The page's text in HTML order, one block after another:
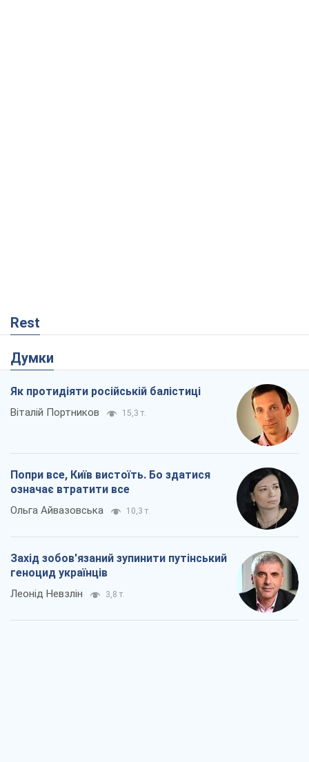
Rest
Думки
Як протидіяти російській балістиці
Віталій Портников 15,3 т.
Попри все, Київ вистоїть. Бо здатися
означає втратити все
Ольга Айвазовська 10,3 т.
Захід зобов'язаний зупинити путінський
геноцид українців
Леонід Невзлін 3,8 т.